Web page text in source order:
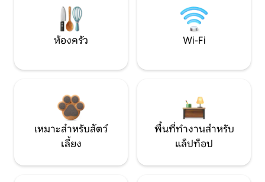
ห้องครัว Wi-Fi
เหมาะสำหรับสัตว์
เลี้ยง
พื้นที่ทำงานสำหรับ
แล็ปท็อป